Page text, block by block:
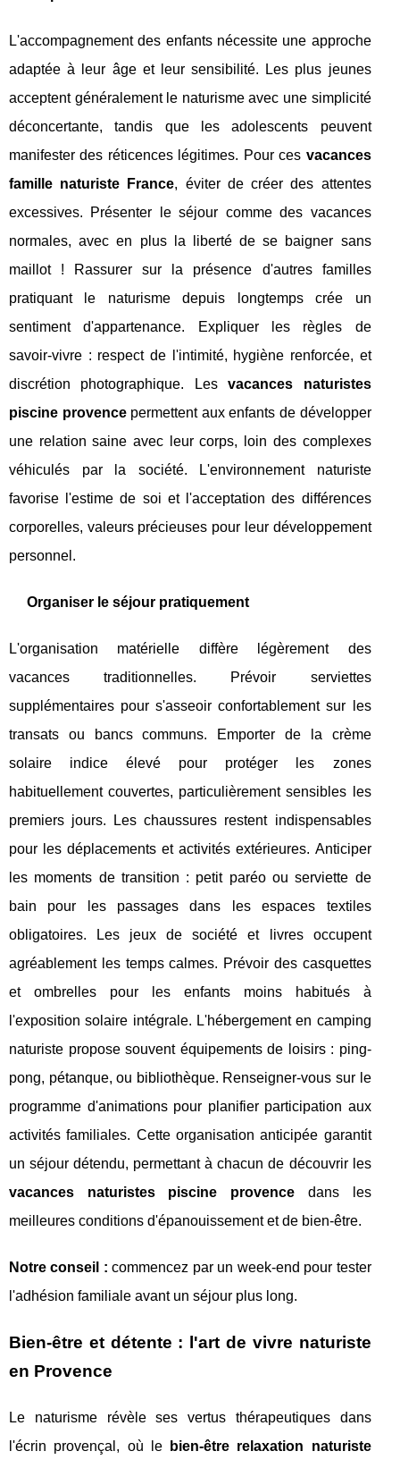
L'accompagnement des enfants nécessite une approche
adaptée à leur âge et leur sensibilité. Les plus jeunes
acceptent généralement le naturisme avec une simplicité
déconcertante, tandis que les adolescents peuvent
manifester des réticences légitimes. Pour ces vacances
famille naturiste France, éviter de créer des attentes
excessives. Présenter le séjour comme des vacances
normales, avec en plus la liberté de se baigner sans
maillot ! Rassurer sur la présence d'autres familles
pratiquant le naturisme depuis longtemps crée un
sentiment d'appartenance. Expliquer les règles de
savoir-vivre : respect de l'intimité, hygiène renforcée, et
discrétion photographique. Lesvacances naturistes
piscine provencepermettent aux enfants de développer
une relation saine avec leur corps, loin des complexes
véhiculés par la société. L'environnement naturiste
favorise l'estime de soi et l'acceptation des différences
corporelles, valeurs précieuses pour leur développement
personnel.
Organiser le séjour pratiquement
L'organisation matérielle diffère légèrement des
vacances traditionnelles. Prévoir serviettes
supplémentaires pour s'asseoir confortablement sur les
transats ou bancs communs. Emporter de la crème
solaire indice élevé pour protéger les zones
habituellement couvertes, particulièrement sensibles les
premiers jours. Les chaussures restent indispensables
pour les déplacements et activités extérieures. Anticiper
les moments de transition : petit paréo ou serviette de
bain pour les passages dans les espaces textiles
obligatoires. Les jeux de société et livres occupent
agréablement les temps calmes. Prévoir des casquettes
et ombrelles pour les enfants moins habitués à
l'exposition solaire intégrale. L'hébergement en camping
naturiste propose souvent équipements de loisirs : ping-
pong, pétanque, ou bibliothèque. Renseigner-vous sur le
programme d'animations pour planifier participation aux
activités familiales. Cette organisation anticipée garantit
un séjour détendu, permettant à chacun de découvrir les
vacances naturistes piscine provence dans les
meilleures conditions d'épanouissement et de bien-être.
Notre conseil : commencez par un week-end pour tester
l'adhésion familiale avant un séjour plus long.
Bien-être et détente : l'art de vivre naturiste
en Provence
Le naturisme révèle ses vertus thérapeutiques dans
l'écrin provençal, où le
bien-être relaxation naturiste